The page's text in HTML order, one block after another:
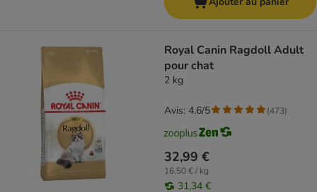
Royal Canin Ragdoll Adult
pour chat
2 kg
32,99 €
16,50 € / kg
31,34 €
Avis: 4.6/5 (473)